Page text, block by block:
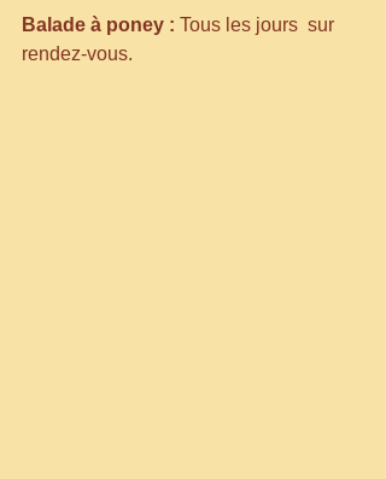
Balade à poney : Tous les jours  sur
rendez-vous.